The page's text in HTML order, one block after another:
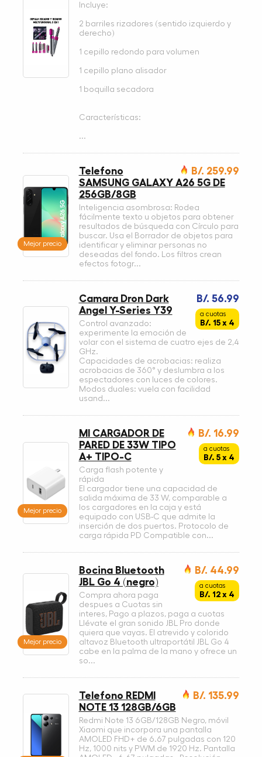
Incluye:
2 barriles rizadores (sentido izquierdo y
derecho)
1 cepillo redondo para volumen
1 cepillo plano alisador
1 boquilla secadora
Características:
...
Mejor precio
B/. 259.99
Telefono
SAMSUNG GALAXY A26 5G DE
256GB/8GB
Inteligencia asombrosa: Rodea
fácilmente texto u objetos para obtener
resultados de búsqueda con Círculo para
buscar. Usa el Borrador de objetos para
identificar y eliminar personas no
deseadas del fondo. Los filtros crean
efectos fotogr...
B/. 56.99
a cuotas
B/. 15 x 4
Camara Dron Dark
Angel Y-Series Y39
Control avanzado:
experimente la emoción de
volar con el sistema de cuatro ejes de 2,4
GHz.
Capacidades de acrobacias: realiza
acrobacias de 360° y deslumbra a los
espectadores con luces de colores.
Modos duales: vuela con facilidad
usand...
Mejor precio
B/. 16.99
a cuotas
B/. 5 x 4
MI CARGADOR DE
PARED DE 33W TIPO
A+ TIPO-C
Carga flash potente y
rápida
El cargador tiene una capacidad de
salida máxima de 33 W, comparable a
los cargadores en la caja y está
equipado con USB-C que admite la
inserción de dos puertos. Protocolo de
carga rápida PD Compatible con...
Mejor precio
B/. 44.99
a cuotas
B/. 12 x 4
Bocina Bluetooth
JBL Go 4 (negro)
Compra ahora paga
despues a Cuotas sin
interes, Pago a plazos, paga a cuotas
Llévate el gran sonido JBL Pro donde
quiera que vayas. El atrevido y colorido
altavoz Bluetooth ultraportátil JBL Go 4
cabe en la palma de la mano y ofrece un
so...
B/. 135.99
Telefono REDMI
NOTE 13 128GB/6GB
Redmi Note 13 6GB/128GB Negro, móvil
Xiaomi que incorpora una pantalla
AMOLED FHD+ de 6.67 pulgadas con 120
Hz, 1000 nits y PWM de 1920 Hz. Pantalla